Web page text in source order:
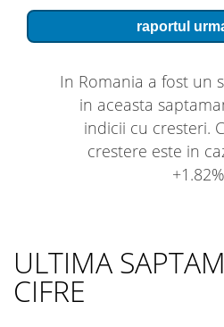
raportul
In Romania a fost un
in aceasta
indicii cu cresteri.
crestere este in
ULTIMA
CIFRE